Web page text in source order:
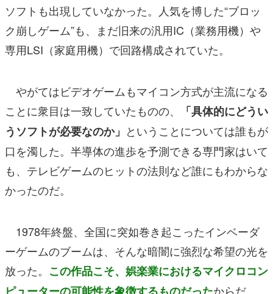
ソフトも出現していなかった。人気を博した“ブロッ
ク崩しゲーム”も、まだ旧来の汎用IC（業務用機）や
専用LSI（家庭用機）で回路構成されていた。
やがてはビデオゲームもマイコン方式が主流になる
ことに衆目は一致していたものの、
「具体的にどうい
うソフトが必要なのか」 ということについては誰もが
口を濁した。半導体の進歩を予測できる専門家はいて
も、テレビゲームのヒットの法則など誰にもわからな
かったのだ。
1978年終盤、全国に突如巻き起こったインベーダ
ーゲームのブームは、そんな暗闇に強烈な希望の光を
放った。 この作品こそ、娯楽業におけるマイクロコン
からだ。